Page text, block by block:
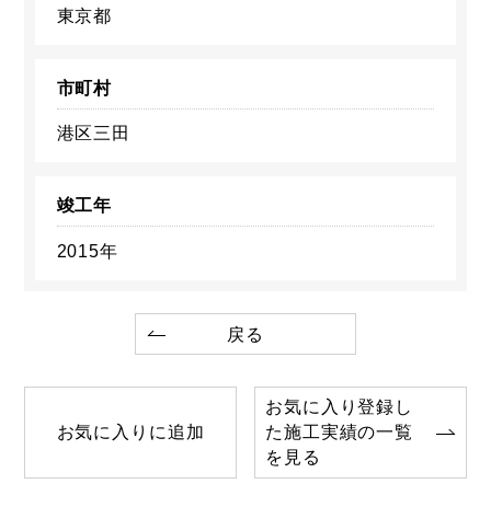
東京都
市町村
港区三田
竣工年
2015年
戻る
お気に入りに追加
お気に入り登録し
た施工実績の一覧
を見る